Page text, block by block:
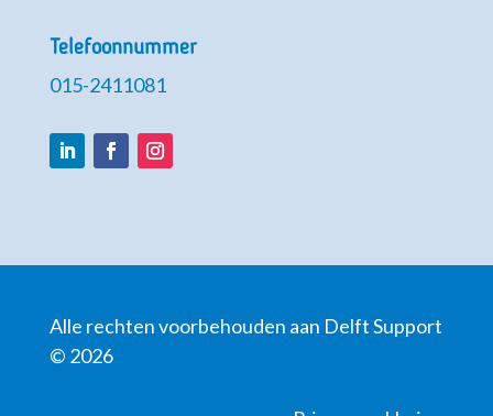
Telefoonnummer
015-2411081
Alle rechten voorbehouden aan Delft Support
© 2026